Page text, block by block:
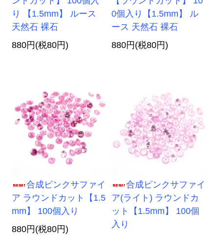
り 【1.5mm】 ルース
天然石 裸石
880円(税80円)
0個入り【1.5mm】 ル
ース 天然石 裸石
880円(税80円)
合成ピンクサファイ
ア ラウンドカット【1.5
mm】 100個入り
880円(税80円)
合成ピンクサファイ
ア(ライト) ラウンドカ
ット【1.5mm】 100個
入り